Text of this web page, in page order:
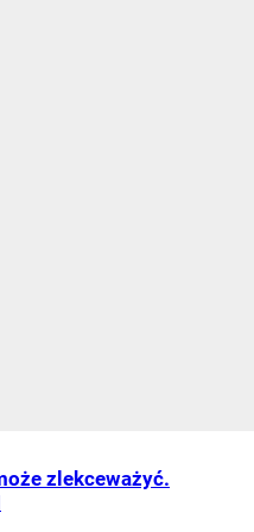
zlekceważyć.